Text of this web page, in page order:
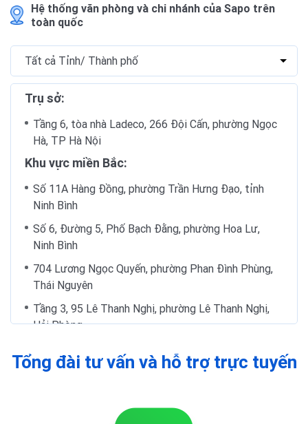
Hệ thống văn phòng và chi nhánh của Sapo trên
toàn quốc
Trụ sở:
Tầng 6, tòa nhà Ladeco, 266 Đội Cấn, phường Ngọc
Hà, TP Hà Nội
Khu vực miền Bắc:
Số 11A Hàng Đồng, phường Trần Hưng Đạo, tỉnh
Ninh Bình
Số 6, Đường 5, Phố Bạch Đằng, phường Hoa Lư,
Ninh Bình
704 Lương Ngọc Quyến, phường Phan Đình Phùng,
Thái Nguyên
Tầng 3, 95 Lê Thanh Nghị, phường Lê Thanh Nghị,
Hải Phòng
22 Nguyễn Trãi, phường Phố Hiến, tỉnh Hưng Yên
Khu vực miền Trung:
Tổng đài tư vấn và hỗ trợ trực tuyến